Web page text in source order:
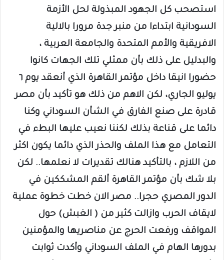
استصحب كل الجهود المبذولة لحل الأزمة
السودانية ابتداءا من منبر جدة مرورا بالالية
الافريقية والأمم المتحدة والجامعة العربية ،
والبدليل على ذلك بأن ممثلي تلك الجهات كانوا
حضورا انيقا داخل مؤتمر القاهرة الذي أنعقد يوم ٦
يوليو الجاري، لكن الاهم من ذلك هو تأكيد بأن مصر
قادرة على صنع الفارق في الشأن السوداني وكنا
دائما على قناعة بذلك لكننا نعيب عليها البطء في
التعامل مع هذا الملف والحذر الذي دائما يكون اكثر
من اللازم ، بالتأكيد هنالك تقديرات لا نعلمها.. لكن
بلا شك بأن مؤتمر القاهرة ألقم المشككين في
الدور المصري حجرا.. مصر الان خطت خطوة عملية
لايقاف الحرب وازالت كثير من ( الغبش) حول
المواقف ورفعت الحرج عن مناصريها والمؤمنين
بدورها الهام في الملف السوداني وأكدت ثوابت